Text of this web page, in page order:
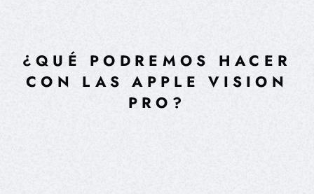
¿QUÉ PODREMOS HACER
CON LAS APPLE VISION
PRO?